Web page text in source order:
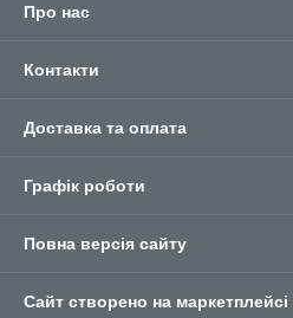
Про нас
Контакти
Доставка та оплата
Графік роботи
Повна версія сайту
Сайт створено на маркетплейсі